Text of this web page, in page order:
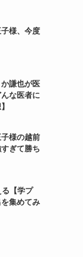
子様、今度
か謙也が医
な医者に
子様の越前
ぎて勝ち
【学プ
集めてみ